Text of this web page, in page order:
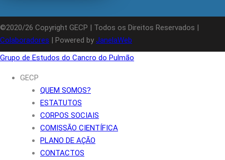
©2020/26 Copyright GECP | Todos os Direitos Reservados |
Colaboradores | Powered by JanelaWeb
Grupo de Estudos do Cancro do Pulmão
GECP
QUEM SOMOS?
ESTATUTOS
CORPOS SOCIAIS
COMISSÃO CIENTÍFICA
PLANO DE AÇÃO
CONTACTOS